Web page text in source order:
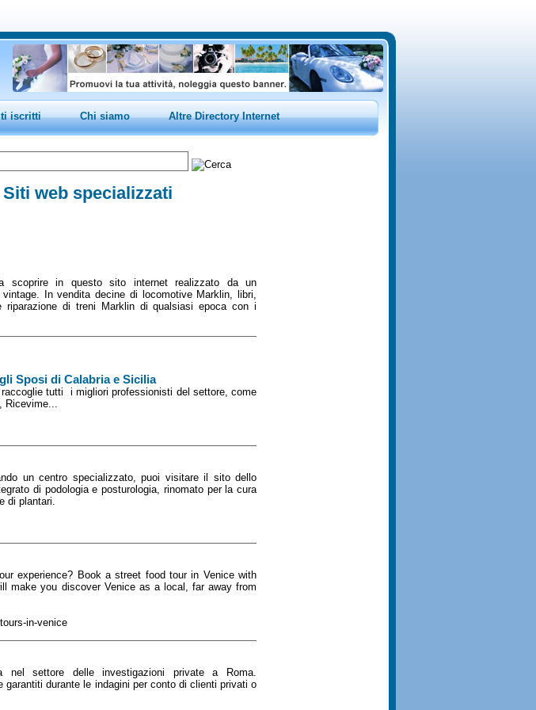
iscritti Chi siamo Altre Directory Internet
Siti web specializzati
scoprire in questo sito internet realizzato da un
In vendita decine di locomotive Marklin, libri,
riparazione di treni Marklin di qualsiasi epoca con i
Sposi di Calabria e Sicilia
raccoglie tutti i migliori professionisti del settore, come
Ricevime...
un centro specializzato, puoi visitare il sito dello
di podologia e posturologia, rinomato per la cura
di plantari.
experience? Book a street food tour in Venice with
make you discover Venice as a local, far away from
in-venice
nel settore delle investigazioni private a Roma.
garantiti durante le indagini per conto di clienti privati o